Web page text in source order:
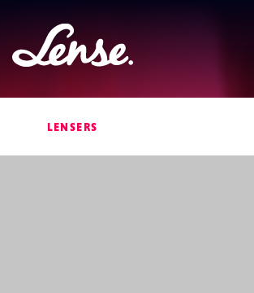
Lense
LENSERS